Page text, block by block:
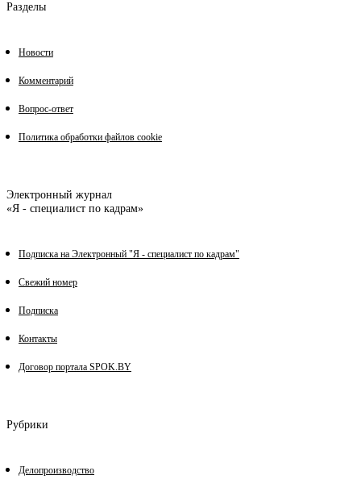
Разделы
Новости
Комментарий
Вопрос-ответ
Политика обработки файлов cookie
Электронный журнал
«Я - специалист по кадрам»
Подписка на Электронный "Я - специалист по кадрам"
Свежий номер
Подписка
Контакты
Договор портала SPOK.BY
Рубрики
Делопроизводство